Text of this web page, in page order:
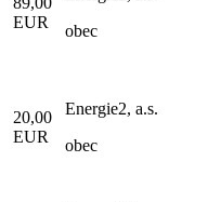
EUR
obec
20,00
EUR
Energie2, a.s.
obec